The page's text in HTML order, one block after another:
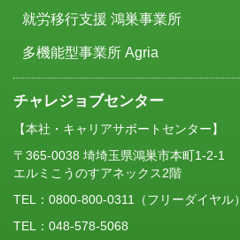
就労移行支援 鴻巣事業所
多機能型事業所 Agria
チャレジョブセンター
【本社・キャリアサポートセンター】
〒365-0038 埼埼玉県鴻巣市本町1-2-1
エルミこうのすアネックス2階
TEL： 0800-800-0311
（フリーダイヤル）
TEL：048-578-5068